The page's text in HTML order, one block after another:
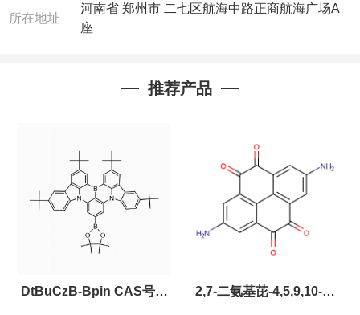
款，如果您在工作中有用到的试剂，欢迎您随时联
系。出现质量问题，全额退款，并承担所有运费，欢
,价格好,售后服务更好!!选择阿尔法
也可联系！
所在地址
河南省 郑州市 二七区航海中路正商航海广场A
座
推荐产品
DtBuCzB-Bpin CAS号： 2,7-二氨基芘-4,5,9,10-四